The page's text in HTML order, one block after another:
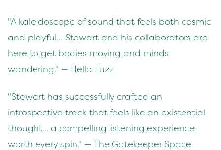
"A kaleidoscope of sound that feels both cosmic
and playful... Stewart and his collaborators are
here to get bodies moving and minds
wandering." — Hella Fuzz
"Stewart has successfully crafted an
introspective track that feels like an existential
thought... a compelling listening experience
worth every spin." — The Gatekeeper Space